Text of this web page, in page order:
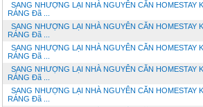
SANG NHƯỢNG LẠI NHÀ NGUYÊN CĂN HOMESTAY
RÁNG Đã ...
SANG NHƯỢNG LẠI NHÀ NGUYÊN CĂN HOMESTAY
RÁNG Đã ...
SANG NHƯỢNG LẠI NHÀ NGUYÊN CĂN HOMESTAY
RÁNG Đã ...
SANG NHƯỢNG LẠI NHÀ NGUYÊN CĂN HOMESTAY
RÁNG Đã ...
SANG NHƯỢNG LẠI NHÀ NGUYÊN CĂN HOMESTAY
RÁNG Đã ...